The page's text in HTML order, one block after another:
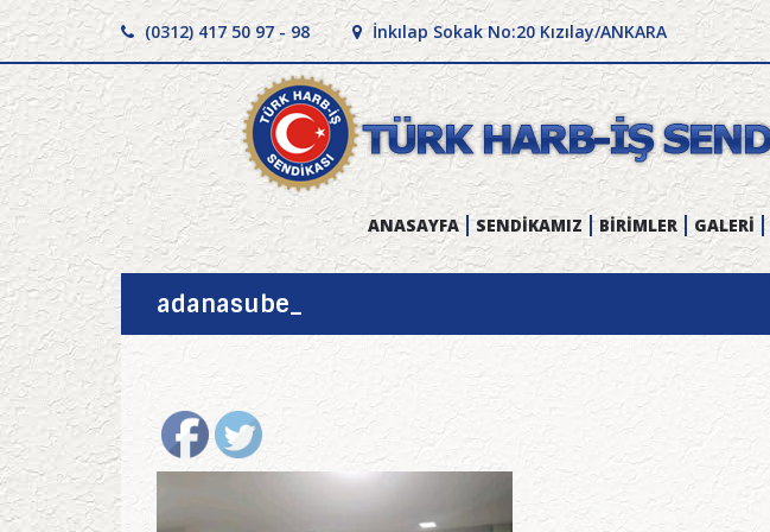
(0312) 417 50 97 - 98 İnkılap Sokak No:20 Kızılay/ANKARA
ANASAYFA SENDİKAMIZ BİRİMLER GALERİ
adanasube_